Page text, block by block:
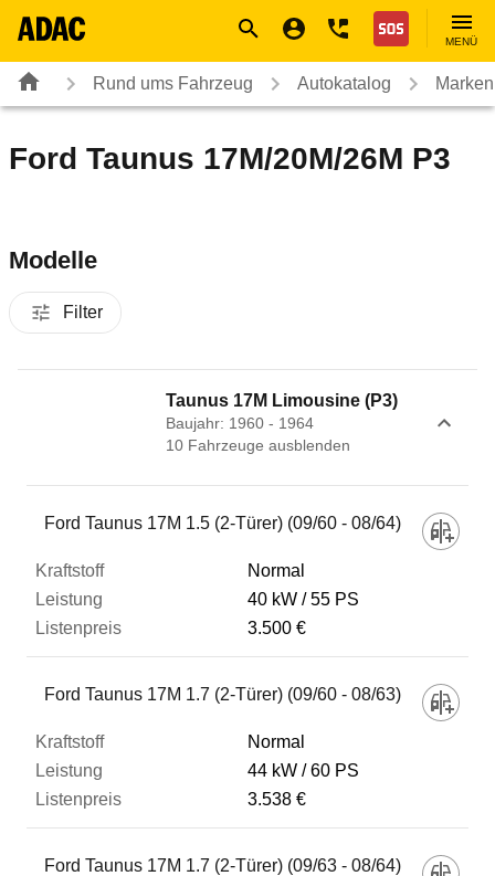
Nothilfe
MENÜ
Rund ums Fahrzeug Autokatalog
Ford Taunus 17M/20M/26M P3
Modelle
Filter
Taunus 17M Limousine (P3)
Baujahr: 1960 - 1964
10 Fahrzeuge ausblenden
Fahrzeug
Kraftstoff
Leistung
Listenpreis
Zum Vergleich hinzufügen
Ford Taunus 17M 1.5 (2-Türer) (09/60 - 08/64)
Normal
40 kW
55 PS
3.500 €
Ford Taunus 17M 1.7 (2-Türer) (09/60 - 08/63)
Normal
44 kW
60 PS
3.538 €
Ford Taunus 17M 1.7 (2-Türer) (09/63 - 08/64)